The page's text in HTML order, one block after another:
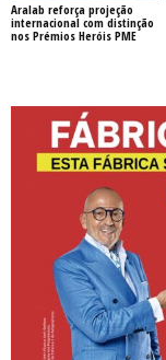
Aralab reforça projeção
internacional com distinção
nos Prémios Heróis PME